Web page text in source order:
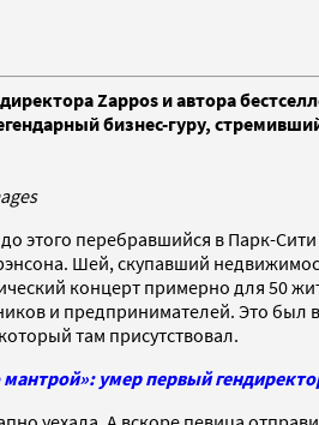
Zappos и автора
бизнес-гуру,
этого перебравшийся в Парк-
Шей, скупавший
концерт примерно для 50
и предпринимателей. Это
там присутствовал.
мантрой»: умер первый